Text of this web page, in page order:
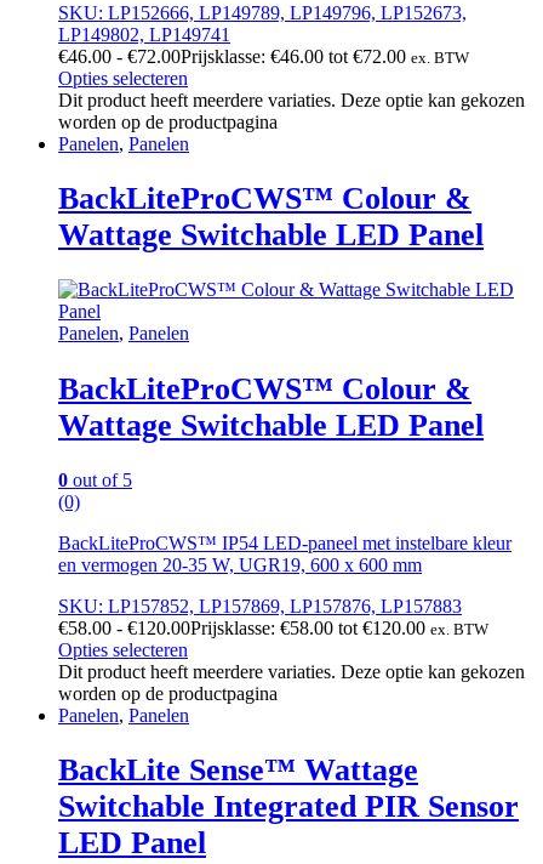
SKU: LP152666, LP149789, LP149796, LP152673,
LP149802, LP149741
€46.00 - €72.00Prijsklasse: €46.00 tot €72.00 ex. BTW
Opties selecteren
Dit product heeft meerdere variaties. Deze optie kan gekozen
worden op de productpagina
Panelen, Panelen
BackLiteProCWS™ Colour &
Wattage Switchable LED Panel
Panelen, Panelen
BackLiteProCWS™ Colour &
Wattage Switchable LED Panel
0 out of 5
(0)
BackLiteProCWS™ IP54 LED-paneel met instelbare kleur
en vermogen 20-35 W, UGR19, 600 x 600 mm
SKU: LP157852, LP157869, LP157876, LP157883
€58.00 - €120.00Prijsklasse: €58.00 tot €120.00 ex. BTW
Opties selecteren
Dit product heeft meerdere variaties. Deze optie kan gekozen
worden op de productpagina
Panelen, Panelen
BackLite Sense™ Wattage
Switchable Integrated PIR Sensor
LED Panel